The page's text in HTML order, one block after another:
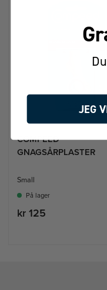
COMPEED
GNAGSÅRPLASTER
Small
På lager
kr 125
JEG